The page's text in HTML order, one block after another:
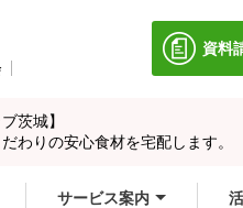
別のウィンドウで開きます。
資料
茨城】
わりの安心食材を宅配します。
サービス案内